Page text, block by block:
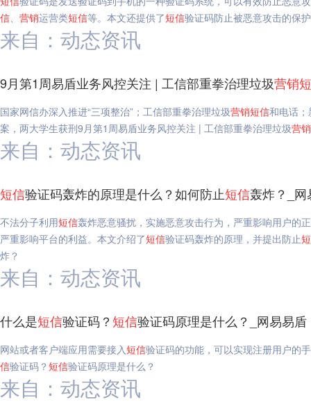
信、 营销运营类短信等。本文还提供了短信验证码防止被恶意攻击的保
来自：动态资讯
9月第1周易盾业务风控关注 | 工信部重拳治理垃圾营销
国家网信办深入推进“三项整治”；工信部重拳治理垃圾营销短信和电话；
案，两大学生获刑9月第1周易盾业务风控关注 | 工信部重拳治理垃圾营销
来自：动态资讯
短信验证码轰炸的原理是什么？如何防止短信轰炸？_网
不法分子利用短信轰炸恶意骚扰，实施恶意攻击行为，严重影响用户的
严重影响平台的利益。本文介绍了短信验证码轰炸的原理，并提出防止
炸？
来自：动态资讯
什么是短信验证码？短信验证码原理是什么？_网易易盾
网站或者客户端应用需要接入短信验证码的功能，可以实现注册用户的
信验证码？ 短信验证码原理是什么？
来自：动态资讯